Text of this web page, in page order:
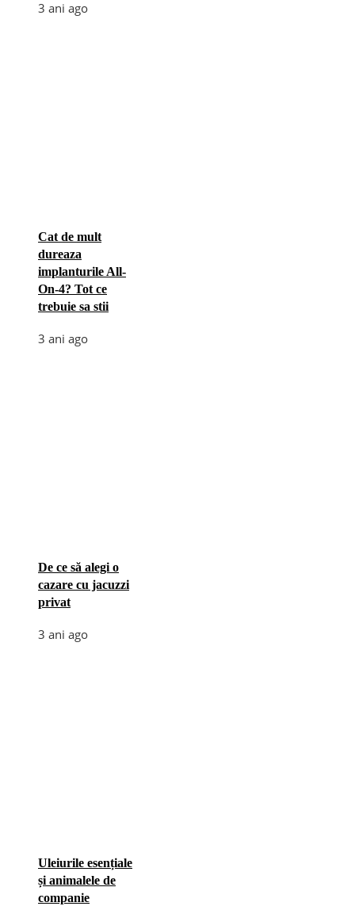
3 ani ago
Cat de mult
dureaza
implanturile All-
On-4? Tot ce
trebuie sa stii
3 ani ago
De ce să alegi o
cazare cu jacuzzi
privat
3 ani ago
Uleiurile esențiale
și animalele de
companie